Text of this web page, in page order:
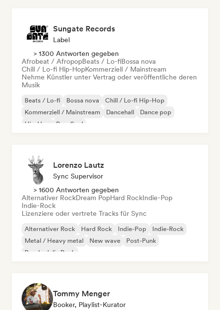
Sungate Records
Label
> 1300 Antworten gegeben
Afrobeat / AfropopBeats / Lo-fiBossa nova
Chill / Lo-fi Hip-HopKommerziell / Mainstream
Nehme Künstler unter Vertrag oder veröffentliche deren
Musik
Beats / Lo-fi Bossa nova
Chill / Lo-fi Hip-Hop
Kommerziell / Mainstream
Dancehall
Dance pop
Hip-Hop
Pop-Soul
Lorenzo Lautz
Sync Supervisor
> 1600 Antworten gegeben
Alternativer RockDream PopHard RockIndie-Pop
Indie-Rock
Lizenziere oder vertrete Tracks für Sync
Alternativer Rock Hard Rock Indie-Pop
Indie-Rock
Metal / Heavy metal
New wave
Post-Punk
Psychedelic Rock
Tommy Menger
Booker, Playlist-Kurator